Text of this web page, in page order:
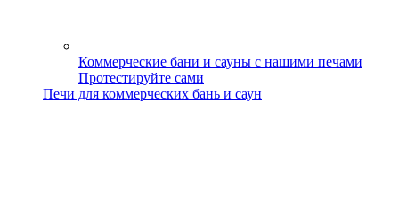
Коммерческие бани и сауны с нашими печами
Протестируйте сами
Печи для коммерческих бань и саун